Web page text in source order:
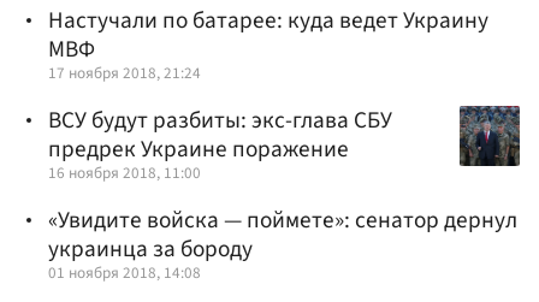
Настучали по батарее: куда ведет Украину
МВФ
17 ноября 2018, 21:24
ВСУ будут разбиты: экс-глава СБУ
предрек Украине поражение
16 ноября 2018, 11:00
«Увидите войска — поймете»: сенатор дернул
украинца за бороду
01 ноября 2018, 14:08